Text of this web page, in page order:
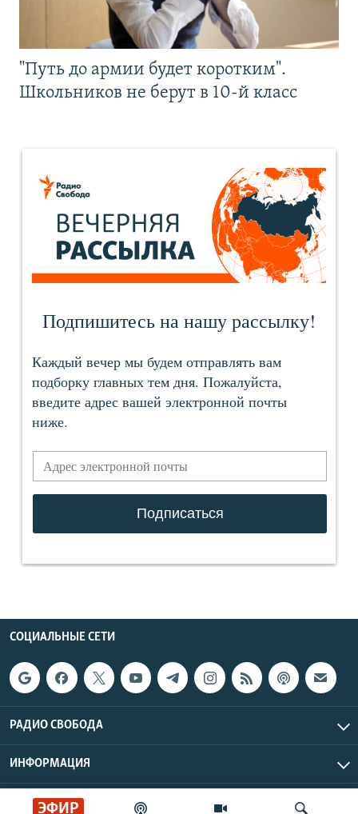
ЭФИР
"Путь до армии будет коротким".
Школьников не берут в 10-й класс
СОЦИАЛЬНЫЕ СЕТИ
РАДИО СВОБОДА
ИНФОРМАЦИЯ
Радио Свобода © 2026 RFE/RL, Inc. | Все права защищены.